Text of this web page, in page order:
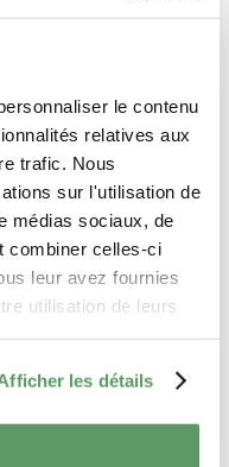
le contenu
relatives aux
trafic. Nous
sur l'utilisation de
médias sociaux, de
combiner celles-ci
leur avez fournies
utilisation de leurs
les détails
la carte